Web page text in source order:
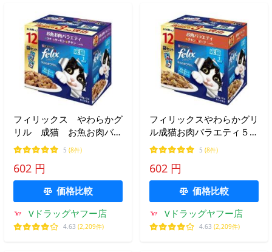
フィリックス やわらかグ
リル 成猫 お魚お肉バラ
エティ ５０ｇ×１２袋入
り/ウェット パウチ
5 (8件)
602 円
価格比較
Vドラッグヤフー店
4.63 (2,209件)
フィリックスやわらかグリ
ル成猫お肉バラエティ５０
ｇ×１２袋入り/ウェット
パウチ
5 (8件)
602 円
価格比較
Vドラッグヤフー店
4.63 (2,209件)